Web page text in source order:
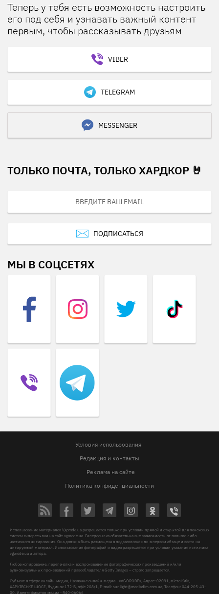
Теперь у тебя есть возможность настроить
его под себя и узнавать важный контент
первым, чтобы рассказывать друзьям
VIBER
TELEGRAM
MESSENGER
ТОЛЬКО ПОЧТА, ТОЛЬКО ХАРДКОР 🤘
ПОДПИСАТЬСЯ
МЫ В СОЦСЕТЯХ
Условия использования
Редакция и контакты
Реклама на сайте
Политика конфиденциальности
Использование материалов Vgorode.ua разрешается только при условии прямой и открытой для поисковых
систем гиперссылки на сайт vgorode.ua. Гиперссылка обязательна вне зависимости от полного либо
частичного цитирования. Она должна быть размещена в подзаголовке или в первом абзаце и вести на
цитируемый материал. Использование фотографий и видео разрешается при условии указания источника
vgorode.ua и автора.
Любое копирование, перепечатка и воспроизведение фотографических произведений и/или
аудиовизуальных произведений правообладателя Getty Images – строго запрещается.
Субъект в сфере онлайн-медиа, Название онлайн-медиа - «VGORODE», Адрес: 02091, місто Київ,
ХАРКІВСЬКЕ ШОСЕ, будинок 172-Б, офіс 208/1, E-mail:sunlight@mediadim.com.ua, Телефон: 044-205-43-
00, Идентификатор медиа - R40-06066